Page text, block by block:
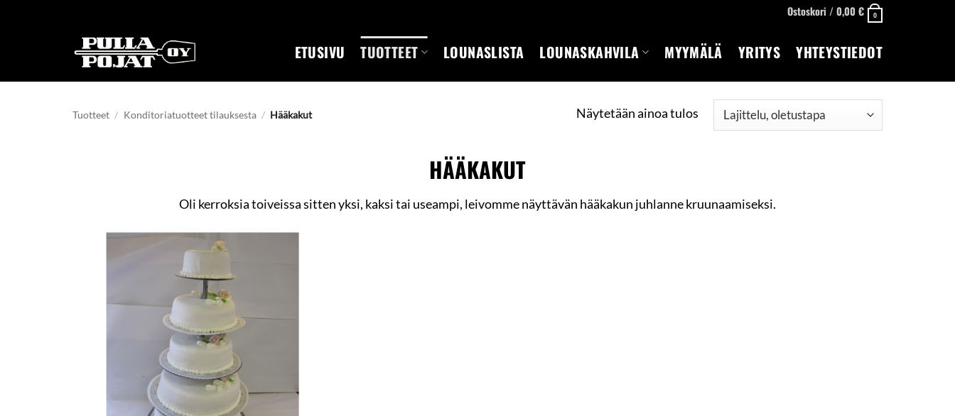
Ostoskori /0,00 € 0
ETUSIVU TUOTTEET LOUNASLISTA LOUNASKAHVILA MYYMÄLÄ YRITYS YHTEYSTIEDOT
Tuotteet / Konditoriatuotteet tilauksesta / Hääkakut Näytetään ainoa tulos
HÄÄKAKUT
Oli kerroksia toiveissa sitten yksi, kaksi tai useampi, leivomme näyttävän hääkakun juhlanne kruunaamiseksi.